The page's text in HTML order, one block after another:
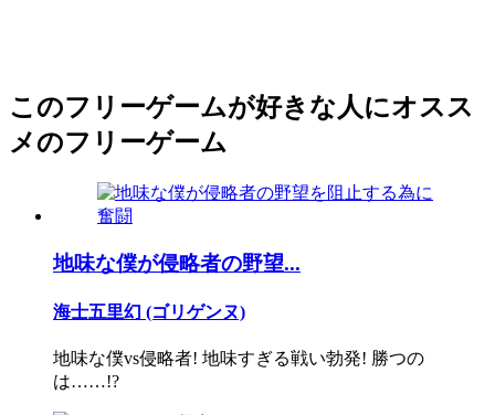
このフリーゲームが好きな人にオスス
メのフリーゲーム
地味な僕が侵略者の野望...
海士五里幻 (ゴリゲンヌ)
地味な僕vs侵略者! 地味すぎる戦い勃発! 勝つの
は……!?